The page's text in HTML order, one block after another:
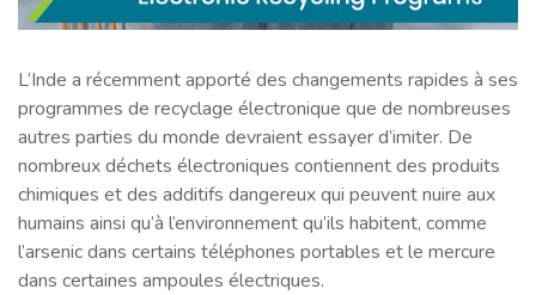
L’Inde a récemment apporté des changements rapides à ses
programmes de recyclage électronique que de nombreuses
autres parties du monde devraient essayer d’imiter. De
nombreux déchets électroniques contiennent des produits
chimiques et des additifs dangereux qui peuvent nuire aux
humains ainsi qu’à l’environnement qu’ils habitent, comme
l’arsenic dans certains téléphones portables et le mercure
dans certaines ampoules électriques.